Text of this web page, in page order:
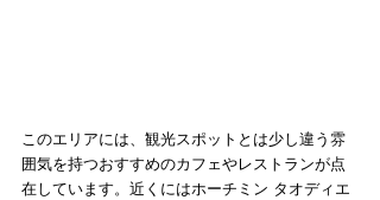
このエリアには、観光スポットとは少し違う雰
囲気を持つおすすめのカフェやレストランが点
在しています。近くにはホーチミン タオディエ